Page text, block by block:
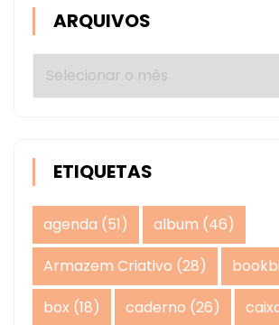
ARQUIVOS
Arquivos
ETIQUETAS
agenda (51) album (46)
Armazem Criativo (28)
box (18) caderno (26)